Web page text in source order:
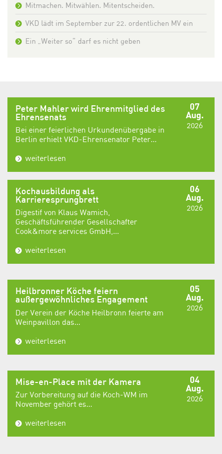
Mitmachen. Mitwählen. Mitentscheiden.
VKD lädt im September zur 22. ordentlichen MV ein
Ein „Weiter so“ darf es nicht geben
07
Aug.
2026
Peter Mahler wird Ehrenmitglied des
Ehrensenats
Bei einer feierlichen Urkundenübergabe in
Berlin erhielt VKD-Ehrensenator Peter...
weiterlesen
06
Aug.
2026
Kochausbildung als
Karrieresprungbrett
Digestif von Klaus Wamich,
Geschäftsführender Gesellschafter
Cook&more services GmbH,...
weiterlesen
05
Aug.
2026
Heilbronner Köche feiern
außergewöhnliches Engagement
Der Verein der Köche Heilbronn feierte am
Weinpavillon das...
weiterlesen
04
Aug.
2026
Mise-en-Place mit der Kamera
Zur Vorbereitung auf die Koch-WM im
November gehört es...
weiterlesen